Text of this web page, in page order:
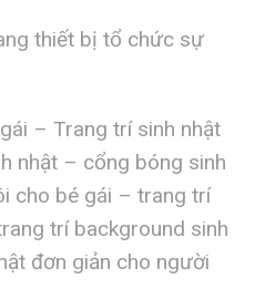
thiết bị tổ chức sự
– Trang trí sinh nhật
nhật – cổng bóng sinh
cho bé gái – trang trí
trí background sinh
đơn giản cho người